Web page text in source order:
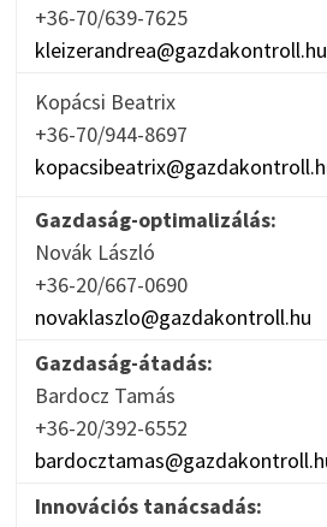
+36-70/639-7625
kleizerandrea@gazdakontroll.hu
Kopácsi Beatrix
+36-70/944-8697
Gazdaság-optimalizálás:
Novák László
+36-20/667-0690
novaklaszlo@gazdakontroll.hu
Gazdaság-átadás:
Bardocz Tamás
+36-20/392-6552
Innovációs tanácsadás: